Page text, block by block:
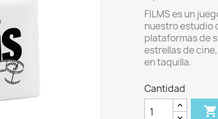
FILMS es un
nuestro estudio
plataformas de
estrellas de
en taquilla.
Cantidad
